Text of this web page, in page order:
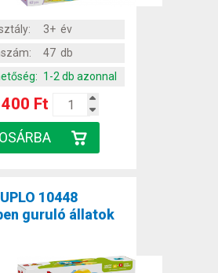
3+ év
47 db
1-2 db azonnal
Ft
10448
guruló állatok